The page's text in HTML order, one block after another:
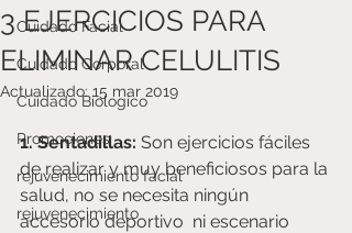
Cuidado Facial
Cuidado Corporal
Cuidado Biologico
Promociones
rejuvenecimiento facial
rejuvenecimiento
3 EJERCICIOS PARA
ELIMINAR CELULITIS
Actualizado: 15 mar 2019
1. Sentadillas: Son ejercicios fáciles
de realizar y muy beneficiosos para la
salud, no se necesita ningún
accesorio deportivo  ni escenario